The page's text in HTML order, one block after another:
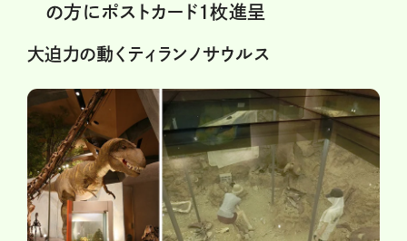
の方にポストカード1枚進呈
大迫力の動くティランノサウルス